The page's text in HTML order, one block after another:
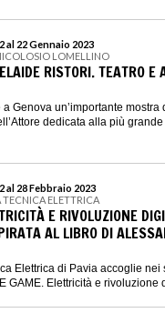
al 22 Gennaio 2023
LOMELLINO
RISTORI. TEATRO E
Genova un’importante mostra
dedicata alla più
al 28 Febbraio 2023
TECNICA ELETTRICA
E RIVOLUZIONE
AL LIBRO DI
Elettrica di Pavia accoglie nei
GAME. Elettricità e rivoluzione